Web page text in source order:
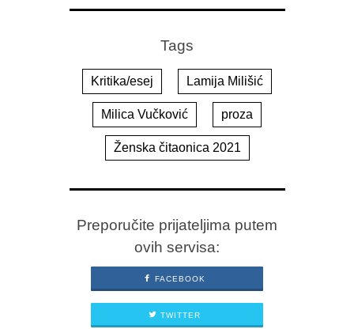
Tags
Kritika/esej Lamija Milišić
Milica Vučković proza
Ženska čitaonica 2021
Preporučite prijateljima putem
ovih servisa:
FACEBOOK
TWITTER